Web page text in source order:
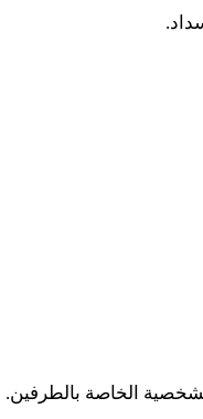
الخاصة بالطرفين.